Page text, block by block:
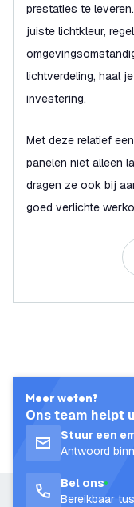
prestaties te
juiste lichtkleur,
lichtverdeling, haal
investering.
Met deze relatief
panelen niet alleen
dragen ze ook bij
goed verlichte
Meer weten?
Ons team helpt
Stuur een
Antwoord
Bel ons
Bereikbaar